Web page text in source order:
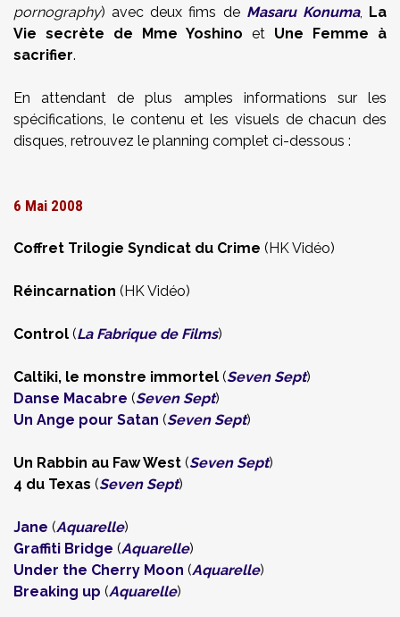
pornography) avec deux fims de Masaru Konuma, La
Vie secrète de Mme Yoshino et Une Femme à
sacrifier.
En attendant de plus amples informations sur les
spécifications, le contenu et les visuels de chacun des
disques, retrouvez le planning complet ci-dessous :
6 Mai 2008
Coffret Trilogie Syndicat du Crime (HK Vidéo)
Réincarnation (HK Vidéo)
Control (La Fabrique de Films)
Caltiki, le monstre immortel (Seven Sept)
Danse Macabre (Seven Sept)
Un Ange pour Satan (Seven Sept)
Un Rabbin au Faw West (Seven Sept)
4 du Texas (Seven Sept)
Jane (Aquarelle)
Graffiti Bridge (Aquarelle)
Under the Cherry Moon (Aquarelle)
Breaking up (Aquarelle)